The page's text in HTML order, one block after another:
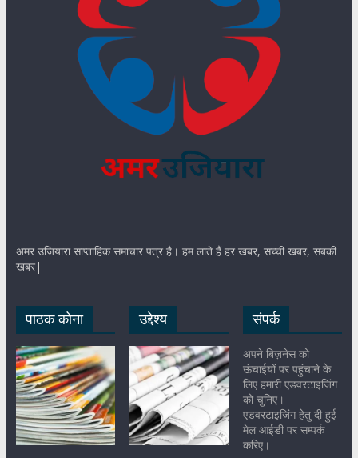
अमर उजियारा साप्ताहिक समाचार पत्र है। हम लाते हैं हर खबर, सच्ची खबर, सबकी
खबर|
पाठक कोना उद्देश्य संपर्क
अपने बिज़नेस को
ऊंचाईयों पर पहुंचाने के
लिए हमारी एडवरटाइजिंग
को चुनिए।
एडवरटाइजिंग हेतु दी हुई
मेल आईडी पर सम्पर्क
करिए।